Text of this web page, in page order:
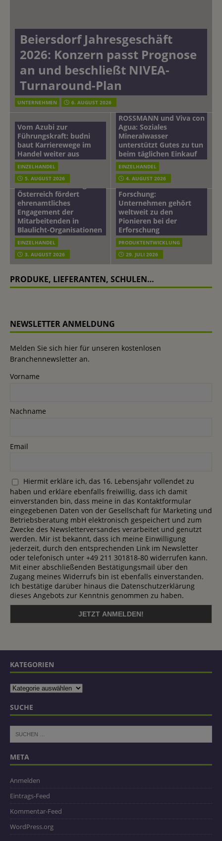
Beiersdorf Jahresgeschäft
2026: Konzern passt Prognose
an und beschließt NIVEA-
Turnaround-Plan
UNTERNEHMEN 6. AUGUST 2026
Vom Azubi zur
Führungskraft: budni
baut Karrierewege im
Handel weiter aus
EINZELHANDEL
5. AUGUST 2026
ROSSMANN und Viva con
Agua: Soziales
Mineralwasser
unterstützt Gutes zu tun
beim täglichen Einkauf
EINZELHANDEL
4. AUGUST 2026
mehr vom leben tag: dm
Österreich fördert
ehrenamtliches
Engagement der
Mitarbeitenden in
Blaulicht-Organisationen
EINZELHANDEL
3. AUGUST 2026
Beiersdorf
Hautmikrobiom-
Forschung:
Unternehmen gehört
weltweit zu den
Pionieren bei der
Erforschung
PRODUKTENTWICKLUNG
29. JULI 2026
PRODUKE, LIEFERANTEN, SCHULEN…
NEWSLETTER ANMELDUNG
Melden Sie sich hier für unseren kostenlosen
Branchennewsletter an.
Vorname
Nachname
Email
Hiermit erkläre ich, das 16. Lebensjahr vollendet zu
haben und erkläre ebenfalls freiwillig, dass ich damit
einverstanden bin, dass meine in das Kontaktformular
eingegebenen Daten von der Gesellschaft für Marketing und
Betriebsberatung mbH elektronisch gespeichert und zum
Zwecke des Newsletterversandes verarbeitet und genutzt
werden. Mir ist bekannt, dass ich meine Einwilligung
jederzeit, durch den entsprechenden Link im Newsletter
oder telefonisch unter +49 211 301818-80 widerrufen kann.
Mit einer abschließenden Bestätigungsmail über den
Zugang meines Widerrufs bin ist ebenfalls einverstanden.
Ich bestätige darüber hinaus die Datenschutzerklärung
dieses Angebots zur Kenntnis genommen zu haben.
KATEGORIEN
SUCHE
META
Anmelden
Eintrags-Feed
Kommentar-Feed
WordPress.org